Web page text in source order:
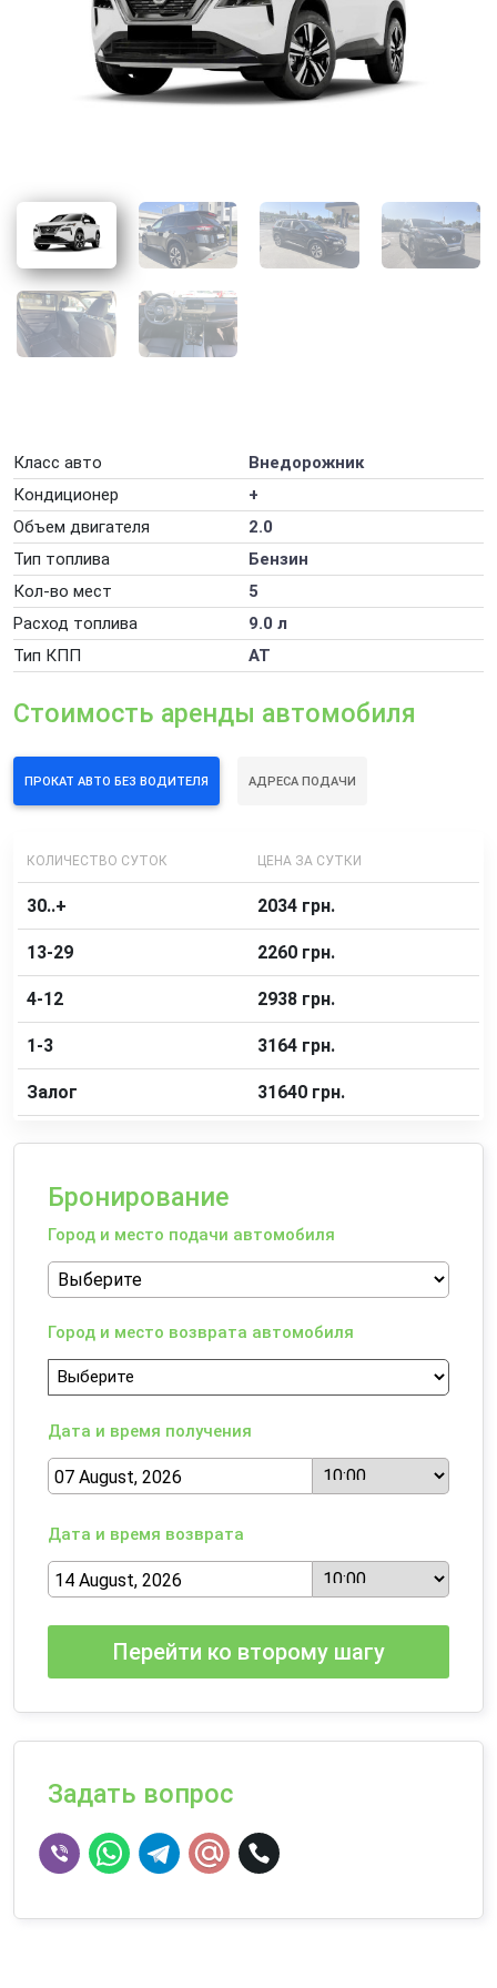
Аренда авто для юридических лиц
Аренда авто на выходные
Аренда авто на год
Аренда авто на свадьбу
Аренда авто на сутки
Аренда авто с ГБО
Аренда автомобилей на День рождения
Аренда машины на неделю
Аренда электромобиля
Долгосрочная аренда автомобиля
Ночная развозка персонала
Почасовая аренда автомобиля
Сдать свой автомобиль в аренду
Дополнительные услуги аренды автомобилей
Класс авто
Внедорожник
Кондиционер
+
Объем двигателя
2.0
Тип топлива
Бензин
Кол-во мест
5
Расход топлива
9.0 л
Тип КПП
AT
Стоимость аренды автомобиля
ПРОКАТ АВТО БЕЗ ВОДИТЕЛЯ АДРЕСА ПОДАЧИ
КОЛИЧЕСТВО СУТОК ЦЕНА ЗА СУТКИ
30..+ 2034 грн.
13-29 2260 грн.
4-12 2938 грн.
1-3 3164 грн.
Залог 31640 грн.
Бронирование
Город и место подачи автомобиля
Город и место возврата автомобиля
Дата и время получения
Дата и время возврата
Перейти ко второму шагу
Задать вопрос